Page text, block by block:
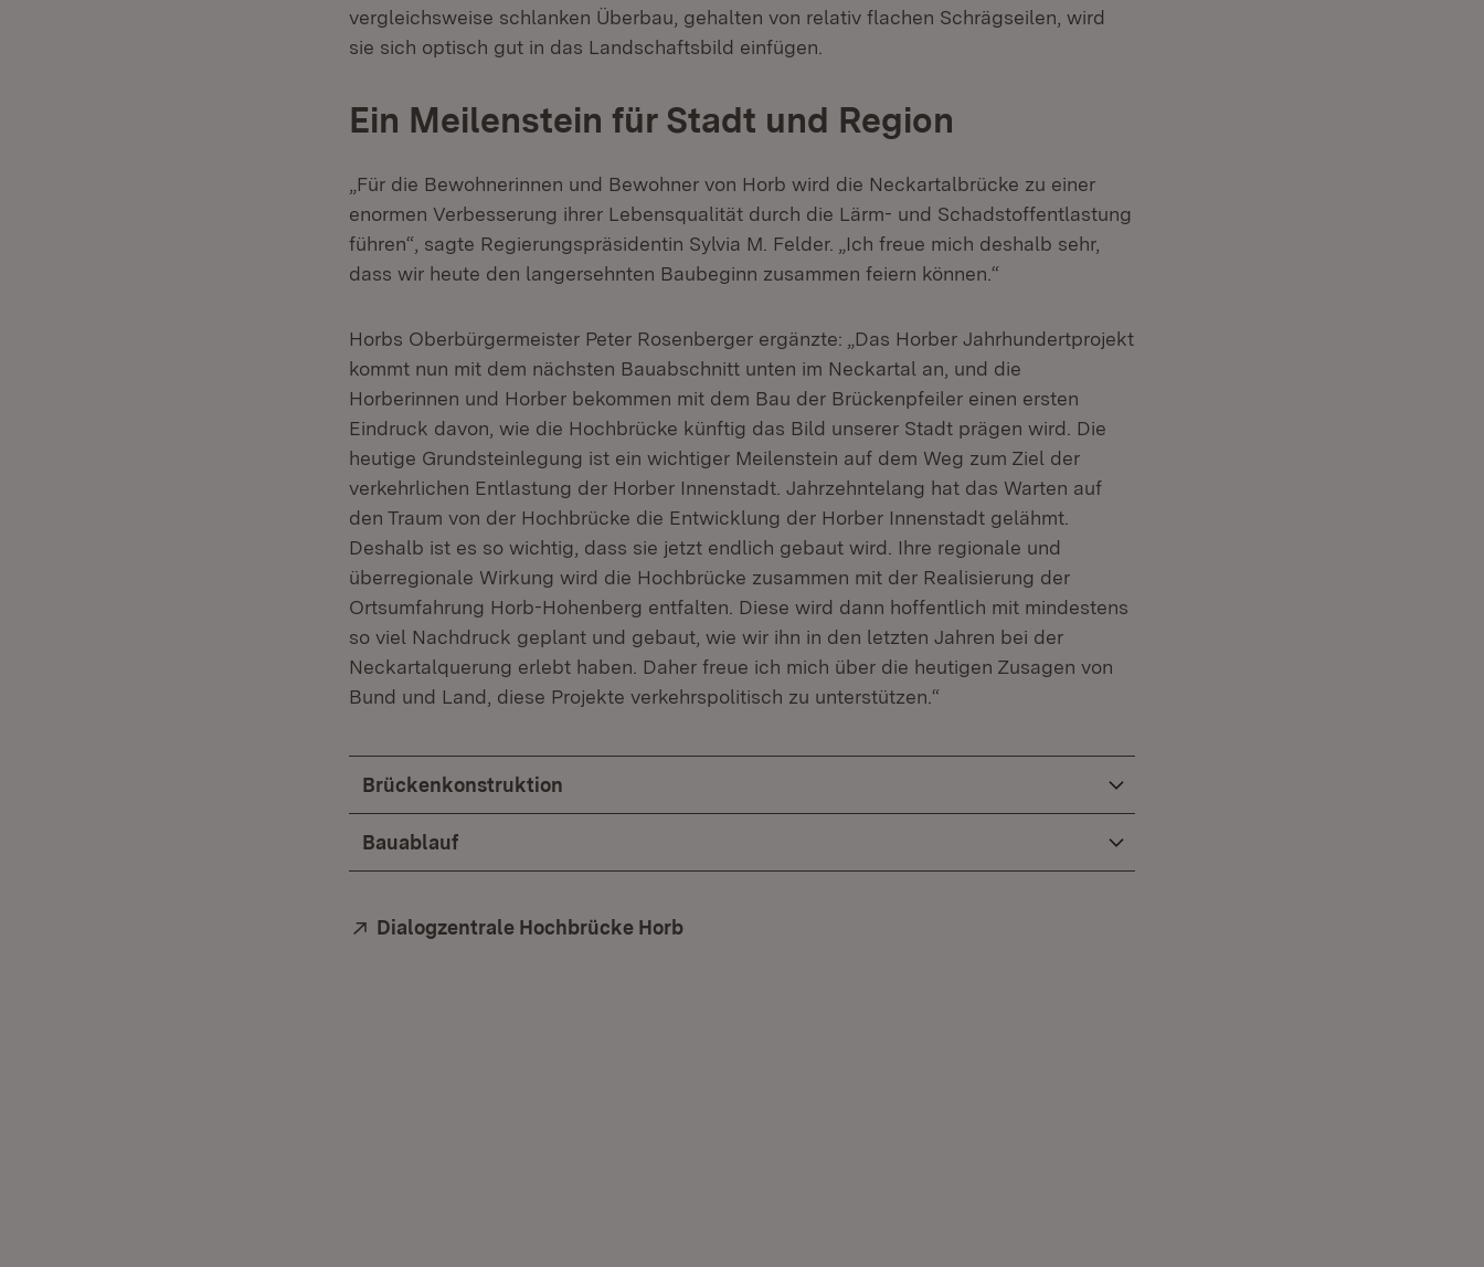
vergleichsweise schlanken Überbau, gehalten von relativ flachen Schrägseilen, wird
sie sich optisch gut in das Landschaftsbild einfügen.
Ein Meilenstein für Stadt und Region
„Für die Bewohnerinnen und Bewohner von Horb wird die Neckartalbrücke zu einer
enormen Verbesserung ihrer Lebensqualität durch die Lärm- und Schadstoffentlastung
führen“, sagte Regierungspräsidentin Sylvia M. Felder. „Ich freue mich deshalb sehr,
dass wir heute den langersehnten Baubeginn zusammen feiern können.“
Horbs Oberbürgermeister Peter Rosenberger ergänzte: „Das Horber Jahrhundertprojekt
kommt nun mit dem nächsten Bauabschnitt unten im Neckartal an, und die
Horberinnen und Horber bekommen mit dem Bau der Brückenpfeiler einen ersten
Eindruck davon, wie die Hochbrücke künftig das Bild unserer Stadt prägen wird. Die
heutige Grundsteinlegung ist ein wichtiger Meilenstein auf dem Weg zum Ziel der
verkehrlichen Entlastung der Horber Innenstadt. Jahrzehntelang hat das Warten auf
den Traum von der Hochbrücke die Entwicklung der Horber Innenstadt gelähmt.
Deshalb ist es so wichtig, dass sie jetzt endlich gebaut wird. Ihre regionale und
überregionale Wirkung wird die Hochbrücke zusammen mit der Realisierung der
Ortsumfahrung Horb-Hohenberg entfalten. Diese wird dann hoffentlich mit mindestens
so viel Nachdruck geplant und gebaut, wie wir ihn in den letzten Jahren bei der
Neckartalquerung erlebt haben. Daher freue ich mich über die heutigen Zusagen von
Bund und Land, diese Projekte verkehrspolitisch zu unterstützen.“
Brückenkonstruktion
Bauablauf
Extern:
Dialogzentrale Hochbrücke Horb